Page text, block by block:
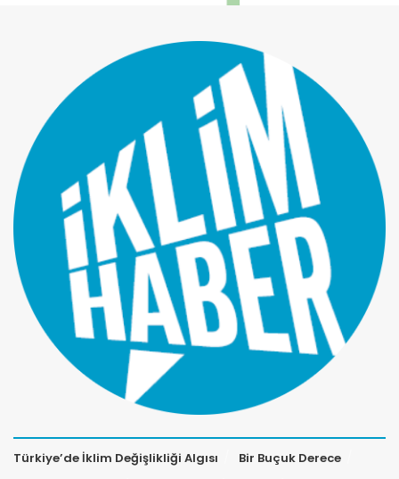
Türkiye’de İklim Değişlikliği Algısı
Bir Buçuk Derece